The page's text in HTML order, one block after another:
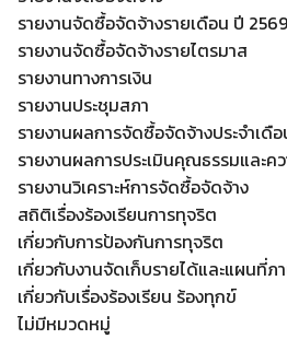
รายงานจัดซื้อจัดจ้างรายเดือน ปี 2569
รายงานจัดซื้อจัดจ้างรายไตรมาส
รายงานทางการเงิน
รายงานประชุมสภา
รายงานผลการจัดซื้อจัดจ้างประจำเดื
รายงานผลการประเมินคุณธรรมและคว
รายงานวิเคราะห์การจัดซื้อจัดจ้าง
สถิติเรื่องร้องเรียนการทุจริต
เกี่ยวกับการป้องกันการทุจริต
เกี่ยวกับงานจัดเก็บรายได้และแผนที่ภ
เกี่ยวกับเรื่องร้องเรียน ร้องทุกข์
ไม่มีหมวดหมู่